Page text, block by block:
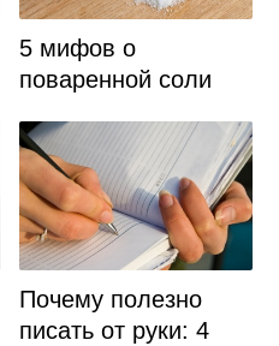
5 мифов о
поваренной соли
Почему полезно
писать от руки: 4